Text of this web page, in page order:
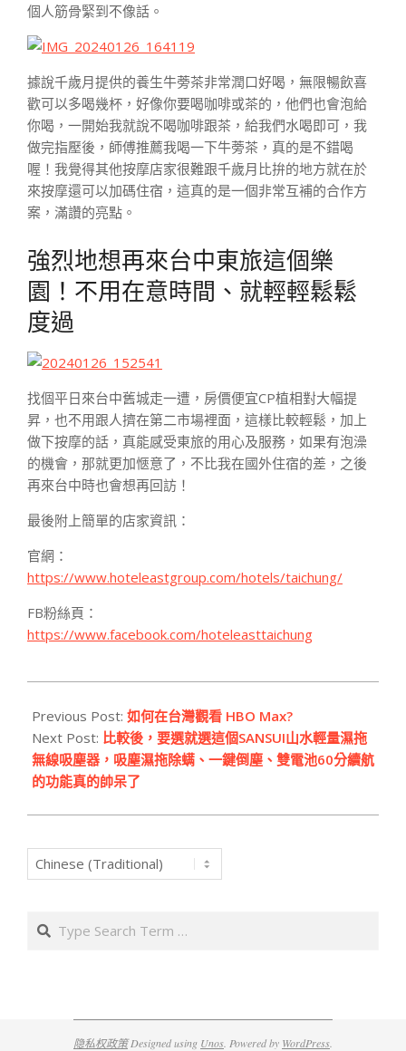
個人筋骨緊到不像話。
據說千歲月提供的養生牛蒡茶非常潤口好喝，無限暢飲喜
歡可以多喝幾杯，好像你要喝咖啡或茶的，他們也會泡給
你喝，一開始我就說不喝咖啡跟茶，給我們水喝即可，我
做完指壓後，師傅推薦我喝一下牛蒡茶，真的是不錯喝
喔！我覺得其他按摩店家很難跟千歲月比拚的地方就在於
來按摩還可以加碼住宿，這真的是一個非常互補的合作方
案，滿讚的亮點。
強烈地想再來台中東旅這個樂
園！不用在意時間、就輕輕鬆鬆
度過
找個平日來台中舊城走一遭，房價便宜CP植相對大幅提
昇，也不用跟人擠在第二市場裡面，這樣比較輕鬆，加上
做下按摩的話，真能感受東旅的用心及服務，如果有泡澡
的機會，那就更加愜意了，不比我在國外住宿的差，之後
再來台中時也會想再回訪！
最後附上簡單的店家資訊：
官網：
https://www.hoteleastgroup.com/hotels/taichung/
FB粉絲頁：
https://www.facebook.com/hoteleasttaichung
03-
05
Previous Post: 如何在台灣觀看 HBO Max?
Next Post: 比較後，要選就選這個SANSUI山水輕量濕拖
無線吸塵器，吸塵濕拖除螨、一鍵倒塵、雙電池60分續航
的功能真的帥呆了
Search
隐私权政策Designed using Unos . Powered by WordPress